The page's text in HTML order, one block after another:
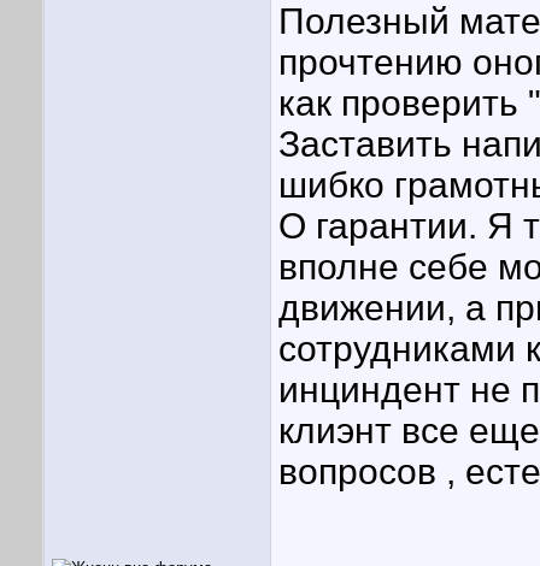
Полезный
прочтению
как проверить
Заставить
шибко
О гарантии. Я
вполне себе
движении, а
сотрудниками
инциндент не
клиэнт все
вопросов ,